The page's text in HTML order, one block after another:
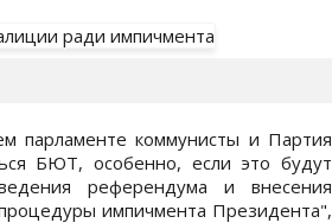
парламенте коммунисты и Партия
БЮТ, особенно, если это будут
референдума и внесения
импичмента Президента",